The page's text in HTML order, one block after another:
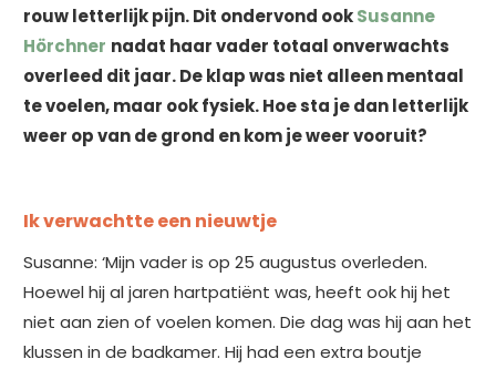
rouw letterlijk pijn. Dit ondervond ookSusanne
Hörchner nadat haar vader totaal onverwachts
overleed dit jaar. De klap was niet alleen mentaal
te voelen, maar ook fysiek. Hoe sta je dan letterlijk
weer op van de grond en kom je weer vooruit?
Ik verwachtte een nieuwtje
Susanne: ‘Mijn vader is op 25 augustus overleden.
Hoewel hij al jaren hartpatiënt was, heeft ook hij het
niet aan zien of voelen komen. Die dag was hij aan het
klussen in de badkamer. Hij had een extra boutje